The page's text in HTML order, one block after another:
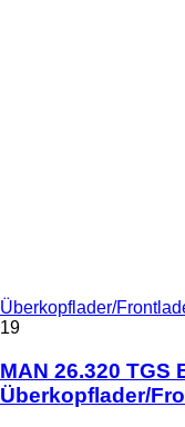
Überkopflader/
19
MAN 26.320 TGS
Überkopflader/